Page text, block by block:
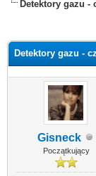
Detektory gazu -
Detektory gazu -
Gisneck
Początkujący